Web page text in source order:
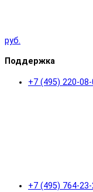
руб.
Поддержка
+7 (495) 220-08-
+7 (495) 764-23-